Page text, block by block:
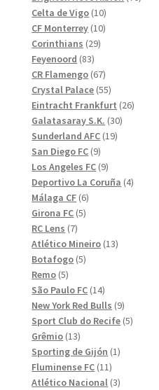
Celta de Vigo 1010
produkter
CF Monterrey 1010
Corinthians 2929
Feyenoord 8383
produkter
CR Flamengo 6767
produkter
Crystal Palace 5555
produkter
Eintracht Frankfurt 2626
Galatasaray S.K. 3030
Sunderland AFC 1919
San Diego FC 99
produkter
Los Angeles FC 99
produkter
Deportivo La Coruña 44
Málaga CF 66
Girona FC 55
RC Lens 77
produkter
Atlético Mineiro 1313
Botafogo 55
Remo 55
produkter
São Paulo FC 1414
produkter
New York Red Bulls 99
produkter
Sport Club do Recife 55
Grêmio 1313
produkter
Sporting de Gijón 11
Fluminense FC 1111
produkter
Atlético Nacional 33